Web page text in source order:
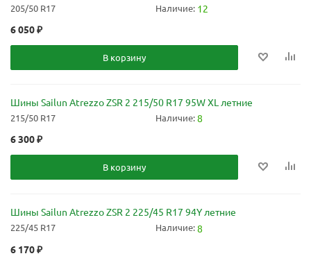
205/50 R17 Наличие: 12
6 050₽
В корзину
Шины Sailun Atrezzo ZSR 2 215/50 R17 95W XL летние
215/50 R17 Наличие:8
6 300₽
В корзину
Шины Sailun Atrezzo ZSR 2 225/45 R17 94Y летние
225/45 R17 Наличие:8
6 170₽